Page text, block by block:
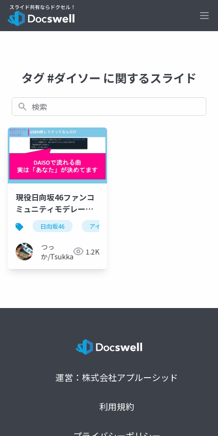
タグ #ダイソー に関するスライド
検索
現役日向坂46ファンコ
ミュニティモデレータ
が語るダイソーのBGM
が決まる仕組み
日向坂46 アイドル
つっ
か/Tsukka◢⁴⁶ 1.2K
運営：株式会社アプルーシッド
利用規約